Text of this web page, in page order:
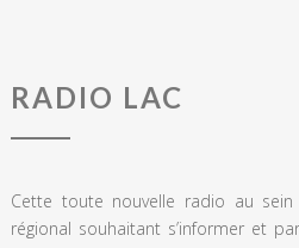
RADIO LAC
Cette toute nouvelle radio au
régional souhaitant s’informer et